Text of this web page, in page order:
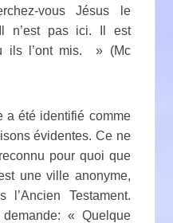
vous Jésus le
n’est pas ici. Il est
ils l’ont mis. » (Mc
a été identifié comme
évidentes. Ce ne
pour quoi que
une ville anonyme,
l’Ancien Testament.
« Quelque